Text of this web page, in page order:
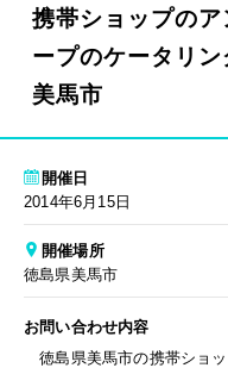
携帯ショップの
ープのケータリ
美馬市
開催日
2014年6月15日
開催場所
徳島県美馬市
お問い合わせ内容
徳島県美馬市の携帯ショ